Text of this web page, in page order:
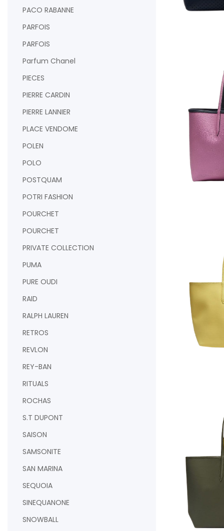
PACO RABANNE
PARFOIS
PARFOIS
Parfum Chanel
PIECES
PIERRE CARDIN
PIERRE LANNIER
PLACE VENDOME
POLEN
POLO
POSTQUAM
POTRI FASHION
POURCHET
POURCHET
PRIVATE COLLECTION
PUMA
PURE OUDI
RAID
RALPH LAUREN
RETROS
REVLON
REY-BAN
RITUALS
ROCHAS
S.T DUPONT
SAISON
SAMSONITE
SAN MARINA
SEQUOIA
SINEQUANONE
SNOWBALL